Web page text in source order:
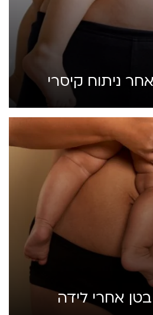
ניתוח קיסרי
אחרי לידה